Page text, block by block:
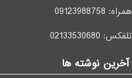
همراه: 09123988758
تلفکس: 02133530680
آخرین نوشته ها